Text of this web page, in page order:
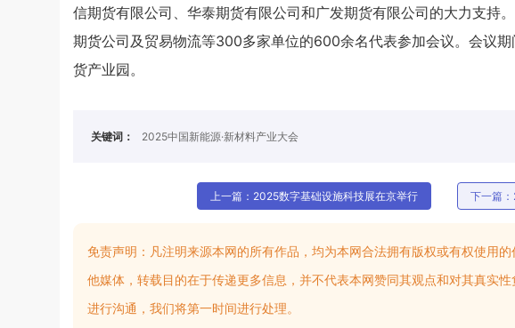
信期货有限公司、华泰期货有限公司和广发期货有限公司的大力支持
期货公司及贸易物流等300多家单位的600余名代表参加会议。会议
货产业园。
关键词： 2025中国新能源·新材料产业大会
上一篇：2025数字基础设施科技展在京举行 下一篇
免责声明： 凡注明来源本网的所有作品，均为本网合法拥有版权或有权使用
他媒体，转载目的在于传递更多信息，并不代表本网赞同其观点和对其真实
进行沟通，我们将第一时间进行处理。